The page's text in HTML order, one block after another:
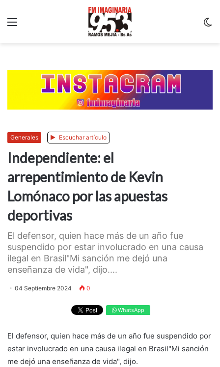
Generales Escuchar artículo
Independiente: el
arrepentimiento de Kevin
Lomónaco por las apuestas
deportivas
El defensor, quien hace más de un año fue
suspendido por estar involucrado en una causa
ilegal en Brasil"Mi sanción me dejó una
enseñanza de vida", dijo....
04 Septiembre 2024 0
WhatsApp
El defensor, quien hace más de un año fue suspendido por
estar involucrado en una causa ilegal en Brasil"Mi sanción
me dejó una enseñanza de vida", dijo.